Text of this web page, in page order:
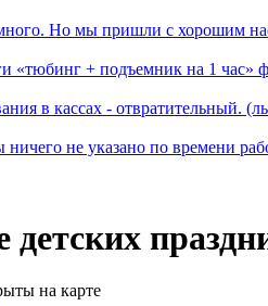
Но мы пришли с хорошим
«тюбинг + подъемник на 1 час»
в кассах - отвратительный.
ничего не указано по времени
детских
на карте